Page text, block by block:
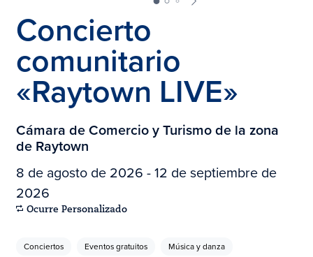
Concierto
comunitario
«Raytown LIVE»
Cámara de Comercio y Turismo de la zona
de Raytown
8 de agosto de 2026 - 12 de septiembre de
2026
Ocurre Personalizado
Conciertos Eventos gratuitos Música y danza